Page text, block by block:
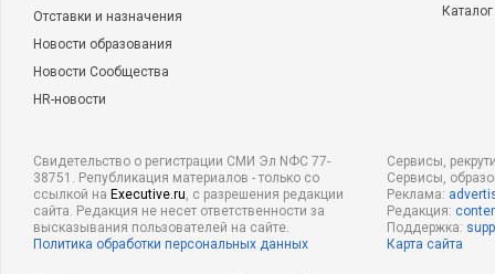
Отставки и назначения
Новости образования
Новости Сообщества
HR-новости
Свидетельство о регистрации СМИ Эл NФС 77-
38751. Републикация материалов - только со
ссылкой на Executive.ru, с разрешения редакции
сайта. Редакция не несет ответственности за
высказывания пользователей на сайте.
Политика обработки персональных данных
Сервисы,
Сервисы,
Реклама:
Редакция:
Поддержка:
Карта сайта